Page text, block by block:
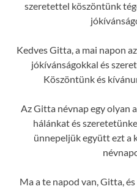
szeretettel köszöntünk
Kedves Gitta, a mai napon
jókívánságokkal és
Köszöntünk és
Az Gitta névnap egy olyan
hálánkat és
ünnepeljük együtt ezt a
Ma a te napod van, Gitta,